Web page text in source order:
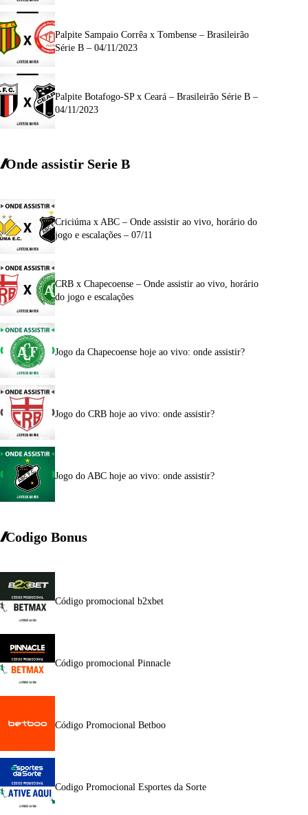
Palpite Sampaio Corrêa x Tombense – Brasileirão
Série B – 04/11/2023
Palpite Botafogo-SP x Ceará – Brasileirão Série B –
04/11/2023
Onde assistir Serie B
Criciúma x ABC – Onde assistir ao vivo, horário do
jogo e escalações – 07/11
CRB x Chapecoense – Onde assistir ao vivo, horário
do jogo e escalações
Jogo da Chapecoense hoje ao vivo: onde assistir?
Jogo do CRB hoje ao vivo: onde assistir?
Jogo do ABC hoje ao vivo: onde assistir?
Codigo Bonus
Código promocional b2xbet
Código promocional Pinnacle
Código Promocional Betboo
Codigo Promocional Esportes da Sorte